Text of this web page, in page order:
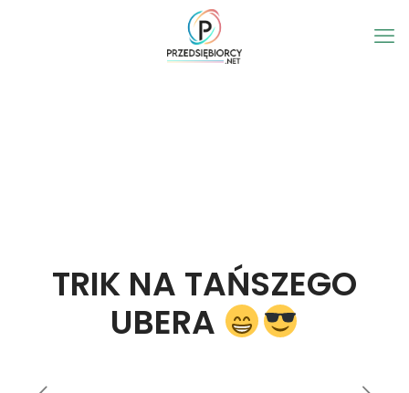
TRIK NA TAŃSZEGO
UBERA